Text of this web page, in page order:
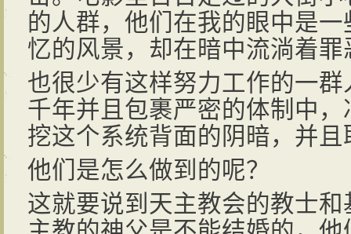
的人群，他们在我的眼中是
忆的风景，却在暗中流淌着
也很少有这样努力工作的一
千年并且包裹严密的体制中
挖这个系统背面的阴暗，并
他们是怎么做到的呢？
这就要说到天主教会的教士